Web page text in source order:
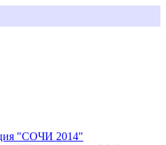
"СОЧИ 2014"